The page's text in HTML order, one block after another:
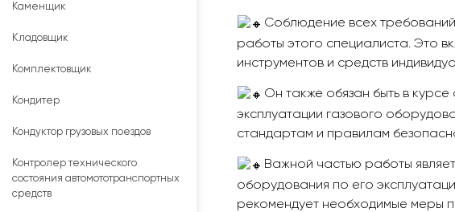
Каменщик
Кладовщик
Комплектовщик
Кондитер
Кондуктор грузовых поездов
Контролер технического
состояния автомототранспортных
средств
Соблюдение всех
работы этого специалиста. Это
инструментов и средств
Он также обязан быть в
эксплуатации газового
стандартам и правилам
Важной частью работы
оборудования по его
рекомендует необходимые меры